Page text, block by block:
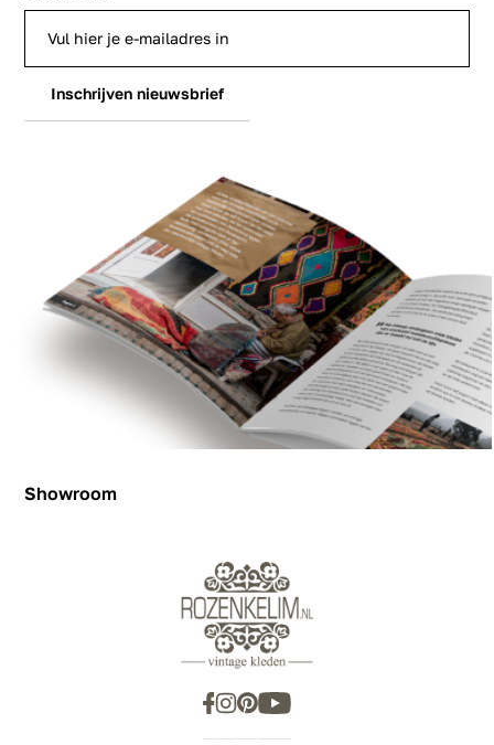
Showroom
Inschrijven nieuwsbrief